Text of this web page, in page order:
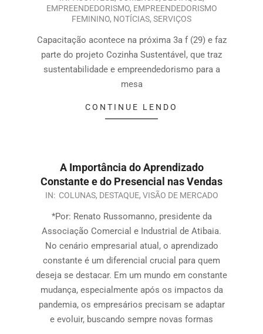
EMPREENDEDORISMO, EMPREENDEDORISMO
FEMININO, NOTÍCIAS, SERVIÇOS
Capacitação acontece na próxima 3a f (29) e faz
parte do projeto Cozinha Sustentável, que traz
sustentabilidade e empreendedorismo para a
mesa
CONTINUE LENDO
A Importância do Aprendizado
Constante e do Presencial nas Vendas
IN: COLUNAS, DESTAQUE, VISÃO DE MERCADO
*Por: Renato Russomanno, presidente da
Associação Comercial e Industrial de Atibaia.
No cenário empresarial atual, o aprendizado
constante é um diferencial crucial para quem
deseja se destacar. Em um mundo em constante
mudança, especialmente após os impactos da
pandemia, os empresários precisam se adaptar
e evoluir, buscando sempre novas formas